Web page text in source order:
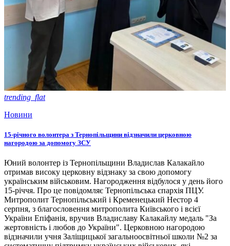
trending_flat
Новини
15-річного волонтера з Тернопільщини відзначили церковною
нагородою за допомогу ЗСУ
Юний волонтер із Тернопільщини Владислав Калакайло
отримав високу церковну відзнаку за свою допомогу
українським військовим. Нагородження відбулося у день його
15-річчя. Про це повідомляє Тернопільська єпархія ПЦУ.
Митрополит Тернопільський і Кременецький Нестор 4
серпня, з благословення митрополита Київського і всієї
України Епіфанія, вручив Владиславу Калакайлу медаль "За
жертовність і любов до України". Церковною нагородою
відзначили учня Заліщицької загальноосвітньої школи №2 за